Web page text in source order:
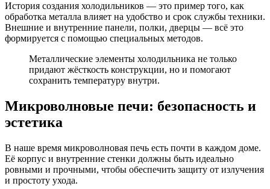
История создания холодильников — это пример того, как
обработка металла влияет на удобство и срок службы техники.
Внешние и внутренние панели, полки, дверцы — всё это
формируется с помощью специальных методов.
Металлические элементы холодильника не только
придают жёсткость конструкции, но и помогают
сохранить температуру внутри.
Микроволновые печи: безопасность и
эстетика
В наше время микроволновая печь есть почти в каждом доме.
Её корпус и внутренние стенки должны быть идеально
ровными и прочными, чтобы обеспечить защиту от излучения
и простоту ухода.